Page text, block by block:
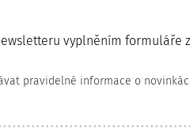
vyplněním formuláře
pravidelné informace o